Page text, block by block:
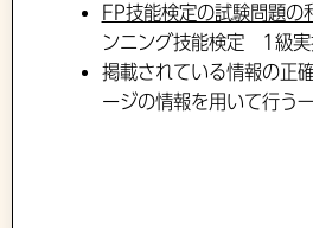
FP技能検定の試験問題の
ンニング技能検定 1級
掲載されている情報の正
ージの情報を用いて行う